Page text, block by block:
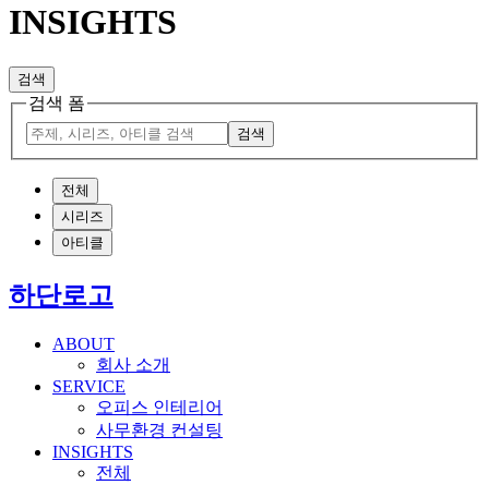
INSIGHTS
검색
검색 폼
검색
전체
시리즈
아티클
하단로고
ABOUT
회사 소개
SERVICE
오피스 인테리어
사무환경 컨설팅
INSIGHTS
전체